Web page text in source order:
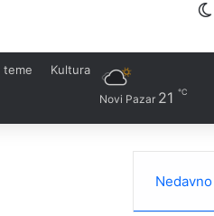
teme Kultura
Novi Pazar 21 ℃
Nedavno